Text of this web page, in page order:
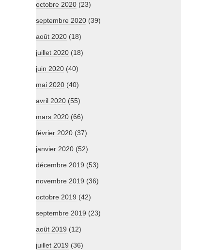
octobre 2020 (23)
septembre 2020 (39)
août 2020 (18)
juillet 2020 (18)
juin 2020 (40)
mai 2020 (40)
avril 2020 (55)
mars 2020 (66)
février 2020 (37)
janvier 2020 (52)
décembre 2019 (53)
novembre 2019 (36)
octobre 2019 (42)
septembre 2019 (23)
août 2019 (12)
juillet 2019 (36)